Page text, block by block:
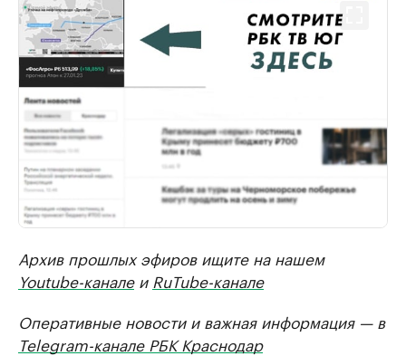
Архив прошлых эфиров ищите на нашем
Youtube-каналеи RuTube-канале
Оперативные новости и важная информация — в
Telegram-канале РБК Краснодар